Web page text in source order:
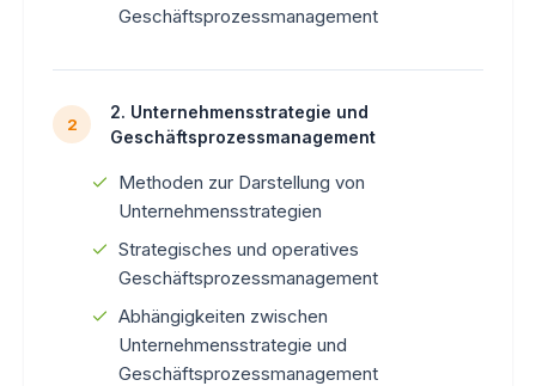
Geschäftsprozessmanagement
2
2. Unternehmensstrategie und
Geschäftsprozessmanagement
Methoden zur Darstellung von
Unternehmensstrategien
Strategisches und operatives
Geschäftsprozessmanagement
Abhängigkeiten zwischen
Unternehmensstrategie und
Geschäftsprozessmanagement